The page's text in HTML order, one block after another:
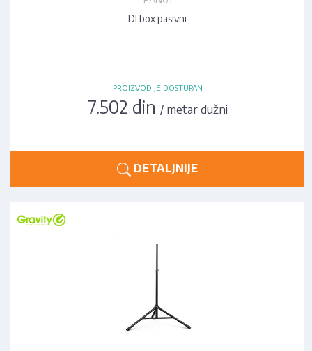
DI box pasivni
PROIZVOD JE DOSTUPAN
7.502 din / metar dužni
DETALJNIJE